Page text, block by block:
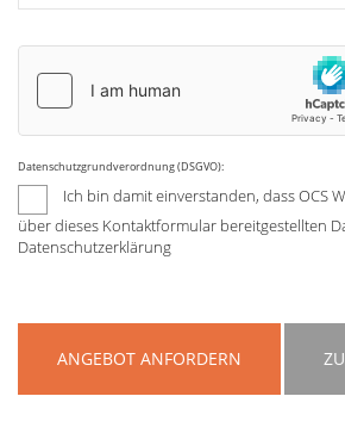
Datenschutzgrundverordnung (DSGVO):
Ich bin damit einverstanden, dass OCS
über dieses Kontaktformular bereitgestellten
Datenschutzerklärung
ANGEBOT ANFORDERN